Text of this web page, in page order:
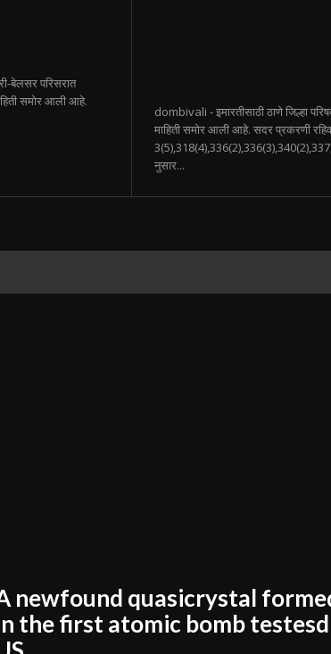
बेलसर परिसरात
समोर आली आहे.
dombivali - इमारतीसाठी ठाणे जिल्हा
माहिती समोर आली आहे. सदर प्रकरणी
नुसार...
newfound quasicrystal
the first atomic bomb